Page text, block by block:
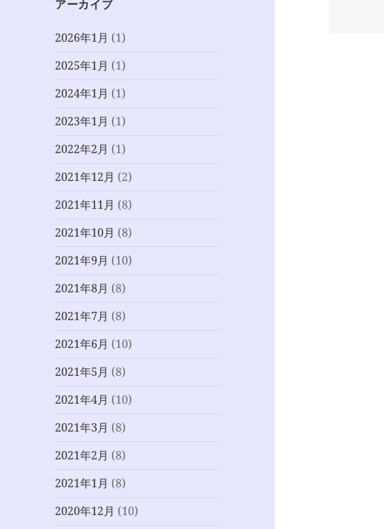
アーカイブ
2026年1月 (1)
2025年1月 (1)
2024年1月 (1)
2023年1月 (1)
2022年2月 (1)
2021年12月 (2)
2021年11月 (8)
2021年10月 (8)
2021年9月 (10)
2021年8月 (8)
2021年7月 (8)
2021年6月 (10)
2021年5月 (8)
2021年4月 (10)
2021年3月 (8)
2021年2月 (8)
2021年1月 (8)
2020年12月 (10)